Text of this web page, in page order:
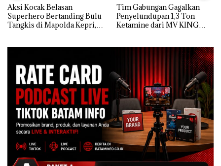
Aksi Kocak Belasan
Superhero Bertanding Bulu
Tangkis di Mapolda Kepri,
Tim Gabungan Gagalkan
Penyelundupan 1,3 Ton
Ketamine dari MV KING